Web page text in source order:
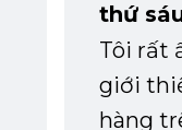
thứ
Tôi rất
giới
hàng